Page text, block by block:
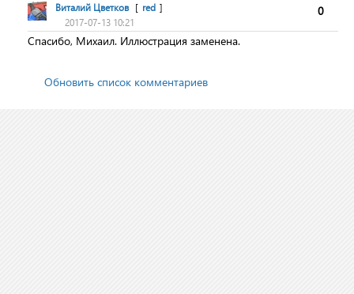
0
Виталий Цветков [ red ]
2017-07-13 10:21
Спасибо, Михаил. Иллюстрация заменена.
Обновить список комментариев